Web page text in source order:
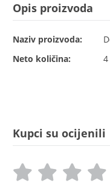
Opis proizvoda
Naziv proizvoda:
Neto količina:
Kupci su ocijenili